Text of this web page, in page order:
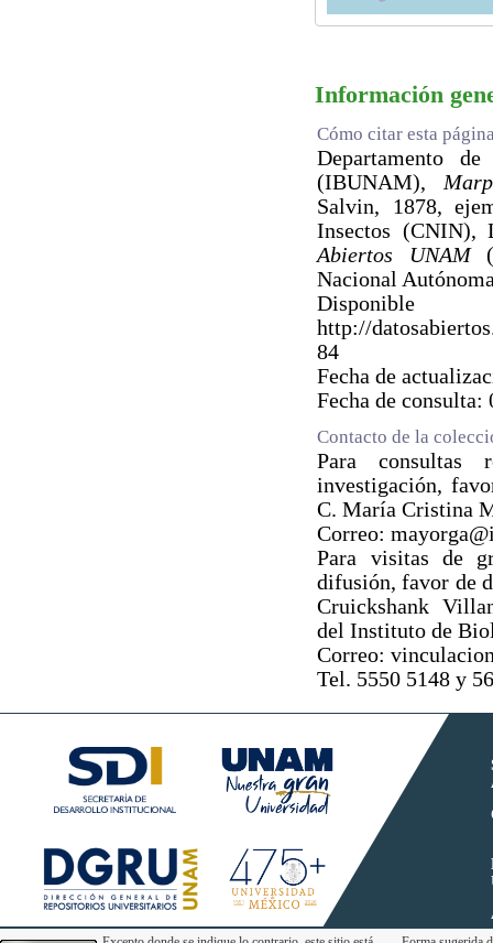
Información
Cómo citar esta
Departamento
(IBUNAM),
Salvin, 1878,
Insectos (CNIN),
Abiertos UNAM
Nacional
http://
84
Fecha de
Fecha de consulta:
Contacto de la
Para consultas
investigación,
C. María Cristina
Correo:
Para visitas de
difusión, favor de
Cruickshank
del Instituto de
Correo:
Tel. 5550 5148 y